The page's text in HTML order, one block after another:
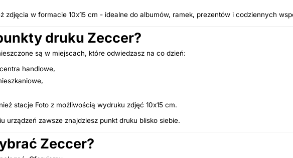
zdjęcia w formacie 10x15 cm - idealne do albumów, ramek, prezentów i codziennych
druku Zeccer?
są w miejscach, które odwiedzasz na co dzień:
handlowe,
stacje Foto z możliwością wydruku zdjęć 10x15 cm.
urządzeń zawsze znajdziesz punkt druku blisko siebie.
Zeccer?